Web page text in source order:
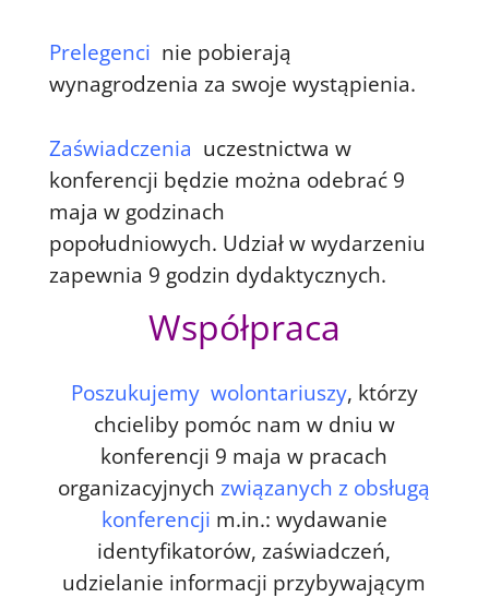
Prelegenci nie pobierają
wynagrodzenia za swoje wystąpienia.
Zaświadczenia uczestnictwa w
konferencji będzie można odebrać 9
maja w godzinach
popołudniowych. Udział w wydarzeniu
zapewnia 9 godzin dydaktycznych.
Współpraca
Poszukujemy wolontariuszy, którzy
chcieliby pomóc nam w dniu w
konferencji 9 maja w pracach
organizacyjnychzwiązanych z obsługą
konferencji m.in.: wydawanie
identyfikatorów, zaświadczeń,
udzielanie informacji przybywającym